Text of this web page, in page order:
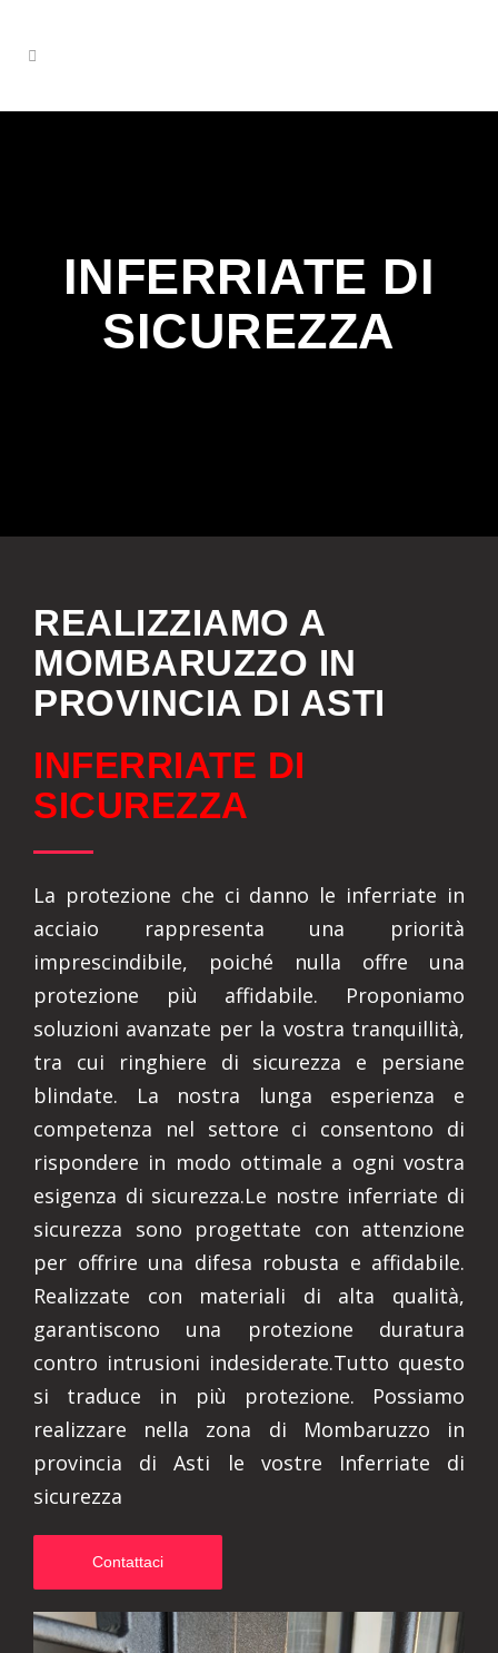
INFERRIATE DI
SICUREZZA
REALIZZIAMO A
MOMBARUZZO IN
PROVINCIA DI ASTI
INFERRIATE DI
SICUREZZA
La protezione che ci danno le inferriate in
acciaio rappresenta una priorità
imprescindibile, poiché nulla offre una
protezione più affidabile. Proponiamo
soluzioni avanzate per la vostra tranquillità,
tra cui ringhiere di sicurezza e persiane
blindate. La nostra lunga esperienza e
competenza nel settore ci consentono di
rispondere in modo ottimale a ogni vostra
esigenza di sicurezza.Le nostre inferriate di
sicurezza sono progettate con attenzione
per offrire una difesa robusta e affidabile.
Realizzate con materiali di alta qualità,
garantiscono una protezione duratura
contro intrusioni indesiderate.Tutto questo
si traduce in più protezione. Possiamo
realizzare nella zona di Mombaruzzo in
provincia di Asti le vostre Inferriate di
sicurezza
Contattaci